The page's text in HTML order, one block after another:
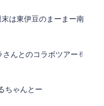
は東伊豆のまーまー南
んとのコラボツアー✌︎
ちゃんとー